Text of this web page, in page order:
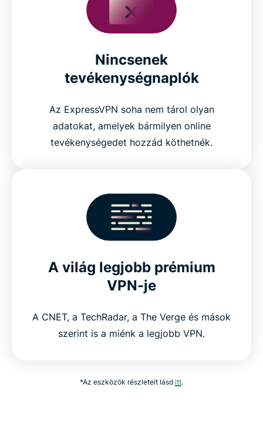
Nincsenek
tevékenységnaplók
Az ExpressVPN soha nem tárol olyan
adatokat, amelyek bármilyen online
tevékenységedet hozzád köthetnék.
A világ legjobb prémium
VPN-je
A CNET, a TechRadar, a The Verge és mások
szerint is a miénk a legjobb VPN.
*Az eszközök részleteit lásd itt.